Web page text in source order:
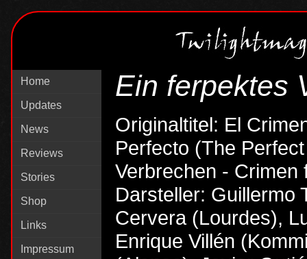
Home
Updates
News
Reviews
Stories
Shop
Links
Impressum
Ein ferpektes
Originaltitel: El
Perfecto (The
Verbrechen - Crimen
Darsteller: Guillermo
Cervera (Lourdes),
Enrique Villén